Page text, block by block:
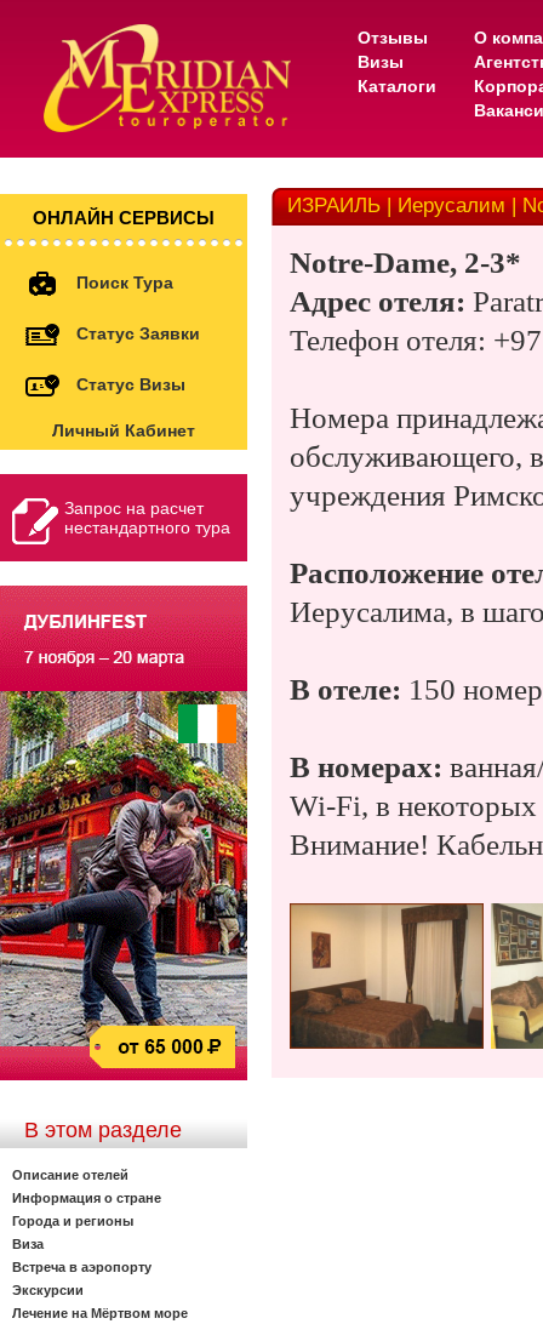
Отзывы
Визы
Каталоги
О
ОНЛАЙН СЕРВИСЫ
Поиск Тура
Статус Заявки
Статус Визы
Личный Кабинет
Запрос на расчет
нестандартного тура
В этом разделе
Описание отелей
Информация о стране
Города и регионы
Виза
Встреча в аэропорту
Экскурсии
Лечение на Мёртвом море
ИЗРАИЛЬ | Иерусалим |
Notre-Dame, 2-3*
Адрес отеля:
Телефон отеля:
Номера
обслуживающего,
учреждения
Расположение
Иерусалима, в
В отеле: 150
В номерах:
Wi-Fi, в
Внимание!